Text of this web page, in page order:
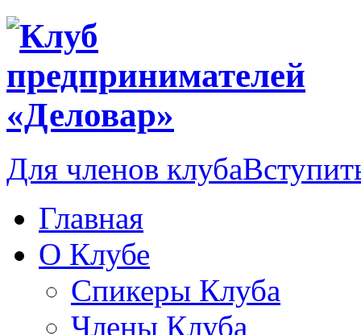
Для членов клуба
Главная
О Клубе
Спикеры Клуба
Члены Клуба